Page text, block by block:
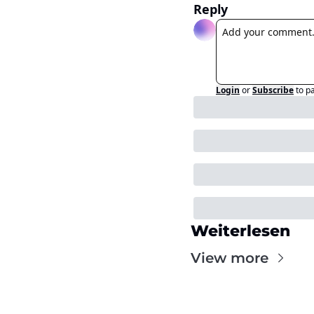
Reply
Login orSubscribeto
Weiterlesen
View more